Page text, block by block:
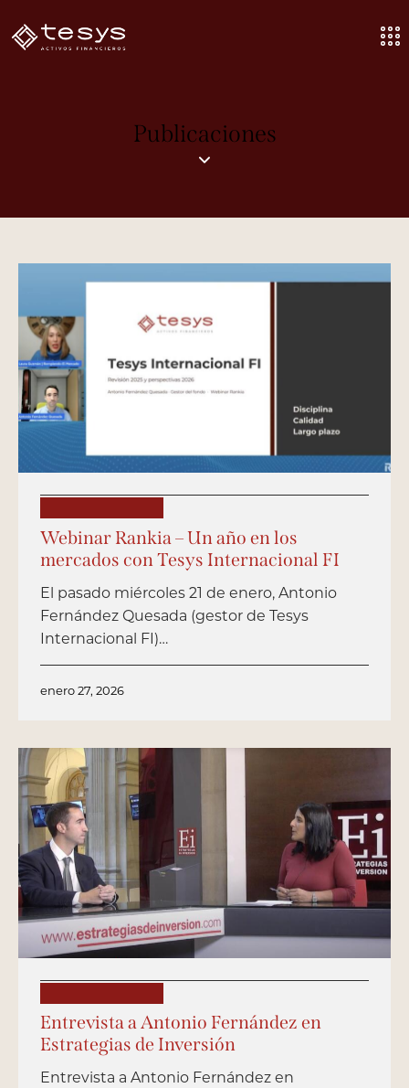
Publicaciones
Webinar Rankia – Un año en los
mercados con Tesys Internacional FI
El pasado miércoles 21 de enero, Antonio
Fernández Quesada (gestor de Tesys
Internacional FI)…
enero 27, 2026
Entrevista a Antonio Fernández en
Estrategias de Inversión
Entrevista a Antonio Fernández en